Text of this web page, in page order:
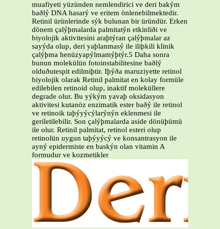
muafiyeti yüzünden nemlendirici ve deri bakým
baðlý DNA hasarý ve eritem önlenebilmektedir.
Retinil ürünlerinde sýk bulunan bir üründür. Erken
dönem çalýþmalarda palmitatýn etkinliði ve
biyolojik aktivitesini araþtýran çalýþmalar az
sayýda olup, deri yaþlanmasý ile iliþkili klinik
çalýþma henüzyapýlmamýþtýr.5 Daha sonra
bunun molekülün fotoinstabilitesine baðlý
olduðutespit edilmiþtir. Iþýða maruziyette retinol
biyolojik olarak Retinil palmitat en kolay formüle
edilebilen retinoid olup, inaktif moleküllere
degrade olur. Bu yýkým yavaþ oksidasyon
aktivitesi kutanöz enzimatik ester baðý ile retinol
ve retinoik taþýyýcýlarýnýn eklenmesi ile
geriletilebilir. Son çalýþmalarda aside dönüþümü
ile olur. Retinil palmitat, retinol esteri olup
retinolün uygun taþýyýcý ve konsantrasyon ile
ayný epidermiste en baskýn olan vitamin A
formudur ve kozmetikler